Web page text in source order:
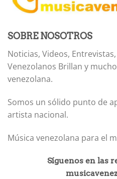
SOBRE NOSOTROS
Noticias, Videos,
Venezolanos Brillan y
venezolana.
Somos un sólido punto de
artista nacional.
Música venezolana para el
Síguenos en las